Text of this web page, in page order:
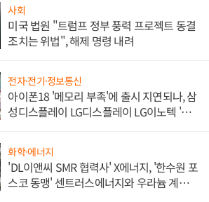
사회
미국 법원 "트럼프 정부 풍력 프로젝트 동결
조치는 위법", 해제 명령 내려
전자·전기·정보통신
아이폰18 '메모리 부족'에 출시 지연되나, 삼
성디스플레이 LG디스플레이 LG이노텍 '탈
화학·에너지
'DL이앤씨 SMR 협력사' X에너지, '한수원 포
스코 동맹' 센트러스에너지와 우라늄 계약